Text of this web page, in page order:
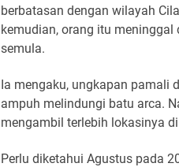
berbatasan dengan wilayah
kemudian, orang itu
semula.
Ia mengaku, ungkapan pamali
ampuh melindungi batu arca.
mengambil terlebih lokasinya
Perlu diketahui Agustus pada